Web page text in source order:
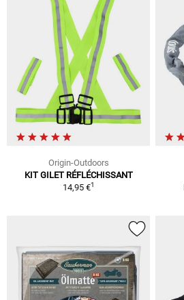
Origin-Outdoors
KIT GILET RÉFLÉCHISSANT
14,95 €1